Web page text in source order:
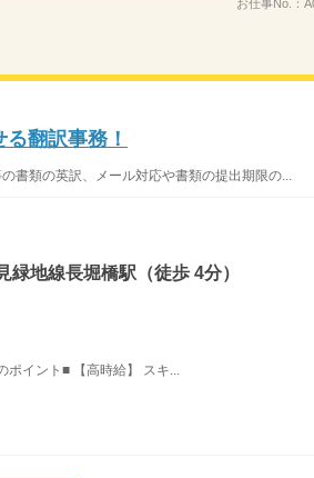
お仕事No.：
翻訳事務！
書類の英訳、メール対応や書類の提出期限の...
地線長堀橋駅（徒歩 4分）
ポイント■ 【高時給】 スキ...